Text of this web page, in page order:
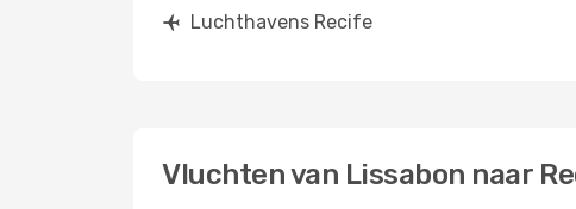
Luchthavens Recife
Vluchten van Lissabon naar